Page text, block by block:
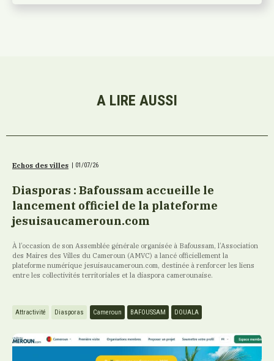
A LIRE AUSSI
Echos des villes 01/07/26
Diasporas : Bafoussam accueille le
lancement officiel de la plateforme
jesuisaucameroun.com
À l’occasion de son Assemblée générale organisée à Bafoussam, l’Association
des Maires des Villes du Cameroun (AMVC) a lancé officiellement la
plateforme numérique jesuisaucameroun.com, destinée à renforcer les liens
entre les collectivités territoriales et la diaspora camerounaise.
Attractivité Diasporas Cameroun BAFOUSSAM DOUALA